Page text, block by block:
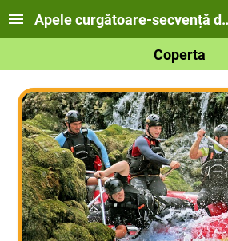
Apele curgătoare-secvență de
Coperta